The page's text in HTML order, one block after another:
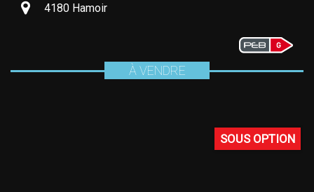
4180 Hamoir
À VENDRE
SOUS OPTION